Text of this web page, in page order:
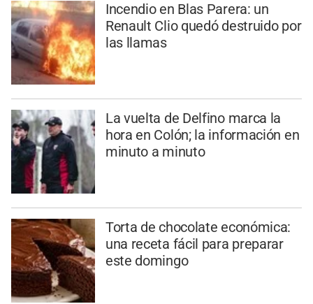
Incendio en Blas Parera: un
Renault Clio quedó destruido por
las llamas
La vuelta de Delfino marca la
hora en Colón; la información en
minuto a minuto
Torta de chocolate económica:
una receta fácil para preparar
este domingo